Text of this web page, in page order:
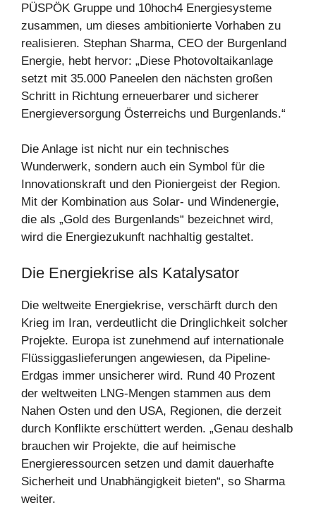
PÜSPÖK Gruppe und 10hoch4 Energiesysteme
zusammen, um dieses ambitionierte Vorhaben zu
realisieren. Stephan Sharma, CEO der Burgenland
Energie, hebt hervor: „Diese Photovoltaikanlage
setzt mit 35.000 Paneelen den nächsten großen
Schritt in Richtung erneuerbarer und sicherer
Energieversorgung Österreichs und Burgenlands.“
Die Anlage ist nicht nur ein technisches
Wunderwerk, sondern auch ein Symbol für die
Innovationskraft und den Pioniergeist der Region.
Mit der Kombination aus Solar- und Windenergie,
die als „Gold des Burgenlands“ bezeichnet wird,
wird die Energiezukunft nachhaltig gestaltet.
Die Energiekrise als Katalysator
Die weltweite Energiekrise, verschärft durch den
Krieg im Iran, verdeutlicht die Dringlichkeit solcher
Projekte. Europa ist zunehmend auf internationale
Flüssiggaslieferungen angewiesen, da Pipeline-
Erdgas immer unsicherer wird. Rund 40 Prozent
der weltweiten LNG-Mengen stammen aus dem
Nahen Osten und den USA, Regionen, die derzeit
durch Konflikte erschüttert werden. „Genau deshalb
brauchen wir Projekte, die auf heimische
Energieressourcen setzen und damit dauerhafte
Sicherheit und Unabhängigkeit bieten“, so Sharma
weiter.